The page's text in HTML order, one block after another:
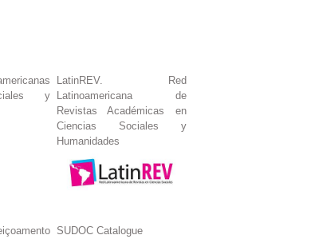
y
LatinREV. Red
Latinoamericana de
Revistas Académicas en
Ciencias Sociales y
Humanidades
SUDOC Catalogue